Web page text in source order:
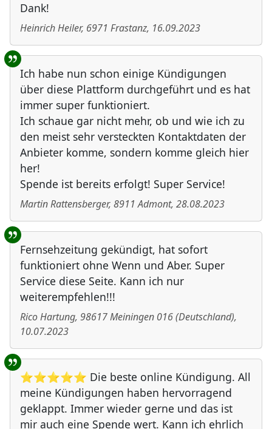
Dank!
Heinrich Heiler, 6971 Frastanz, 16.09.2023
Ich habe nun schon einige Kündigungen
über diese Plattform durchgeführt und es hat
immer super funktioniert.
Ich schaue gar nicht mehr, ob und wie ich zu
den meist sehr versteckten Kontaktdaten der
Anbieter komme, sondern komme gleich hier
her!
Spende ist bereits erfolgt! Super Service!
Martin Rattensberger, 8911 Admont, 28.08.2023
Fernsehzeitung gekündigt, hat sofort
funktioniert ohne Wenn und Aber. Super
Service diese Seite. Kann ich nur
weiterempfehlen!!!
Rico Hartung, 98617Meiningen 016(Deutschland),
10.07.2023
⭐⭐⭐⭐⭐ Die beste online Kündigung. All
meine Kündigungen haben hervorragend
geklappt. Immer wieder gerne und das ist
mir auch eine Spende wert. Kann ich ehrlich